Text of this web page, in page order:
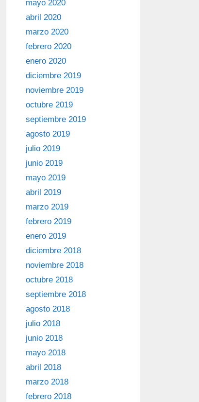
mayo 2020
abril 2020
marzo 2020
febrero 2020
enero 2020
diciembre 2019
noviembre 2019
octubre 2019
septiembre 2019
agosto 2019
julio 2019
junio 2019
mayo 2019
abril 2019
marzo 2019
febrero 2019
enero 2019
diciembre 2018
noviembre 2018
octubre 2018
septiembre 2018
agosto 2018
julio 2018
junio 2018
mayo 2018
abril 2018
marzo 2018
febrero 2018